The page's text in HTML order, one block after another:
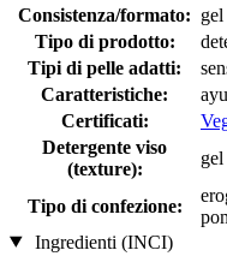
Consistenza/formato: gel
Tipo di prodotto:
Tipi di pelle adatti:
Caratteristiche:
Certificati:
Detergente viso
(texture):
Tipo di confezione:
Ingredienti (INCI)